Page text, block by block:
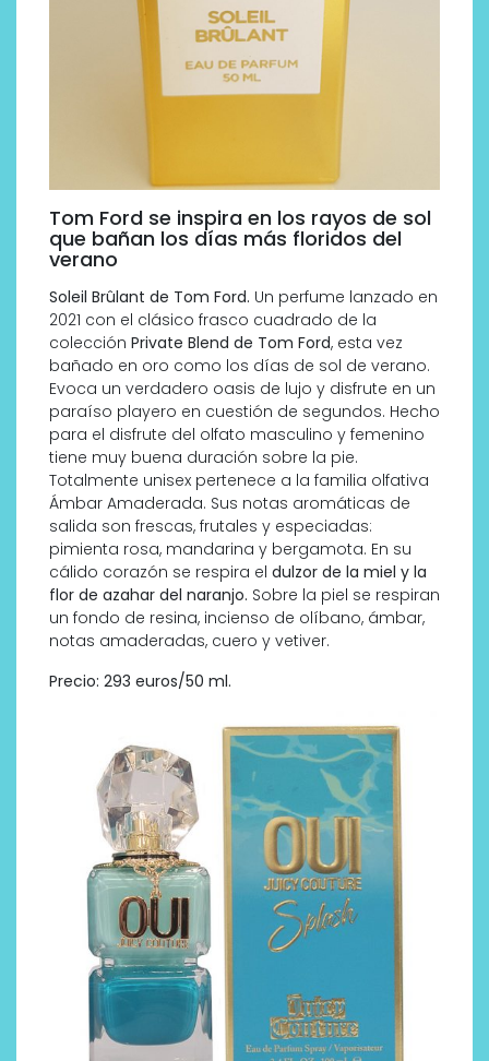
Tom Ford se inspira en los rayos de sol
que bañan los días más floridos del
verano
Soleil Brûlant de Tom Ford. Un perfume lanzado en
2021 con el clásico frasco cuadrado de la
colección Private Blend de Tom Ford, esta vez
bañado en oro como los días de sol de verano.
Evoca un verdadero oasis de lujo y disfrute en un
paraíso playero en cuestión de segundos. Hecho
para el disfrute del olfato masculino y femenino
tiene muy buena duración sobre la pie.
Totalmente unisex pertenece a la familia olfativa
Ámbar Amaderada. Sus notas aromáticas de
salida son frescas, frutales y especiadas:
pimienta rosa, mandarina y bergamota. En su
cálido corazón se respira el dulzor de la miel y la
flor de azahar del naranjo. Sobre la piel se respiran
un fondo de resina, incienso de olíbano, ámbar,
notas amaderadas, cuero y vetiver.
Precio: 293 euros/50 ml.